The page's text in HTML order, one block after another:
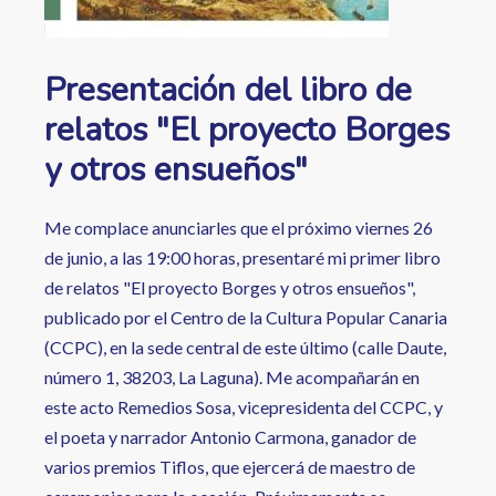
Presentación del libro de
relatos "El proyecto Borges
y otros ensueños"
Me complace anunciarles que el próximo viernes 26
de junio, a las 19:00 horas, presentaré mi primer libro
de relatos "El proyecto Borges y otros ensueños",
publicado por el Centro de la Cultura Popular Canaria
(CCPC), en la sede central de este último (calle Daute,
número 1, 38203, La Laguna). Me acompañarán en
este acto Remedios Sosa, vicepresidenta del CCPC, y
el poeta y narrador Antonio Carmona, ganador de
varios premios Tiflos, que ejercerá de maestro de